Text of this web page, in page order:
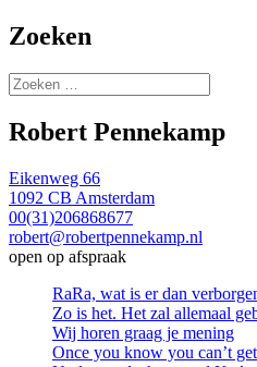
Zoeken
Zoeken
naar:
Robert Pennekamp
Eikenweg 66
1092 CB Amsterdam
00(31)206868677
robert@robertpennekamp.nl
open op afspraak
RaRa, wat is er dan
Zo is het. Het zal allemaal
Wij horen graag je mening
Once you know you can’t